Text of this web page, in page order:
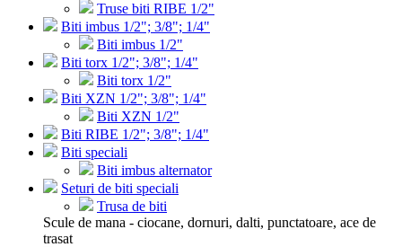
Truse biti RIBE 1/2"
Biti imbus 1/2"; 3/8"; 1/4"
Biti imbus 1/2"
Biti torx 1/2"; 3/8"; 1/4"
Biti torx 1/2"
Biti XZN 1/2"; 3/8"; 1/4"
Biti XZN 1/2"
Biti RIBE 1/2"; 3/8"; 1/4"
Biti speciali
Biti imbus alternator
Seturi de biti speciali
Trusa de biti
Scule de mana - ciocane, dornuri, dalti, punctatoare, ace de
trasat